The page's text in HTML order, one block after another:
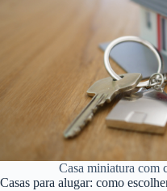
Casa miniatura com
Casas para alugar: como